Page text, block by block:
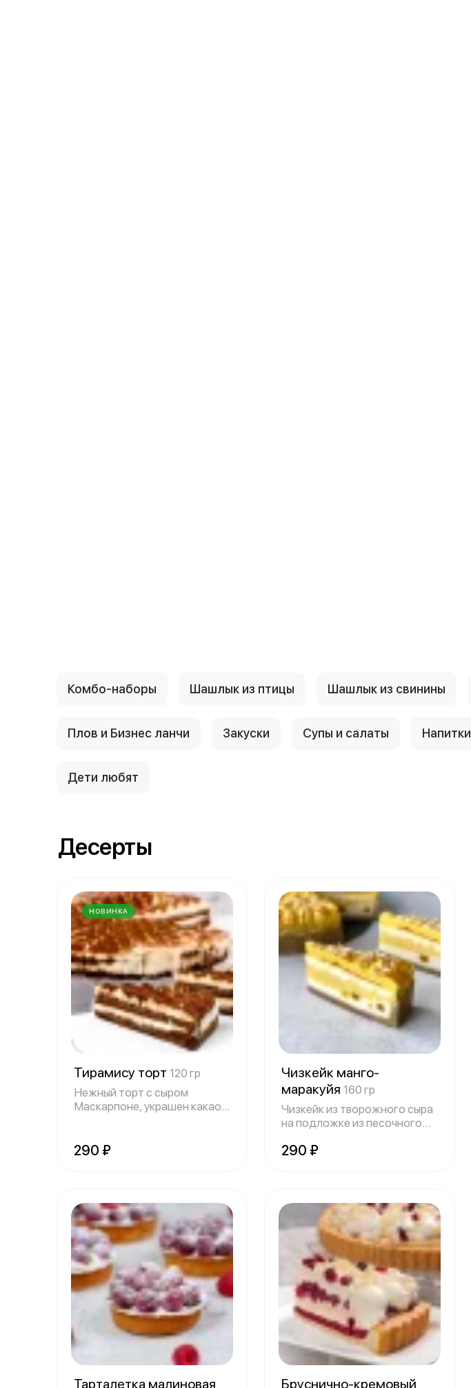
Комбо-наборы Шашлык из птицы Шашлык из свинины
Плов и Бизнес ланчи Закуски Супы и салаты Напитки
Дети любят
Десерты
НОВИНКА
Тирамису торт 120 гр
Нежный торт с сыром
Маскарпоне, украшен какао
290 ₽
Чизкейк манго-
маракуйя 160 гр
Чизкейк из творожного сыра
на подложке из песочного
290 ₽
Тарталетка малиновая
Бруснично-кремовый